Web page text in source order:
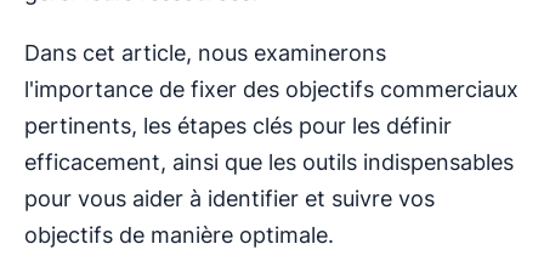
Dans cet article, nous examinerons
l'importance de fixer des objectifs commerciaux
pertinents, les étapes clés pour les définir
efficacement, ainsi que les outils indispensables
pour vous aider à identifier et suivre vos
objectifs de manière optimale.